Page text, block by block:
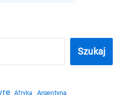
Szukaj
Afryka Argentyna